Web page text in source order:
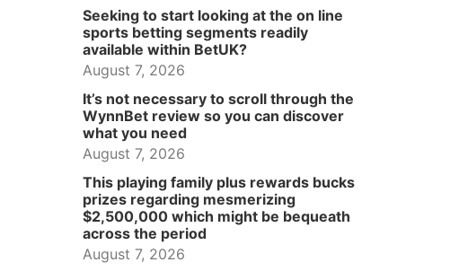
Seeking to start looking at the on line
sports betting segments readily
available within BetUK?
August 7, 2026
It’s not necessary to scroll through the
WynnBet review so you can discover
what you need
August 7, 2026
This playing family plus rewards bucks
prizes regarding mesmerizing
$2,500,000 which might be bequeath
across the period
August 7, 2026